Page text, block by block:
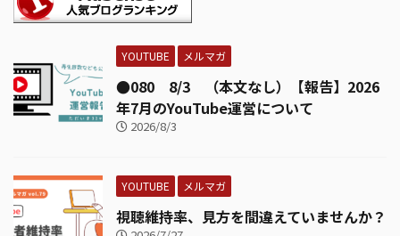
YOUTUBE メルマガ
●080 8/3 （本文なし）【報告】2026
年7月のYouTube運営について
2026/8/3
YOUTUBE メルマガ
視聴維持率、見方を間違えていませんか？